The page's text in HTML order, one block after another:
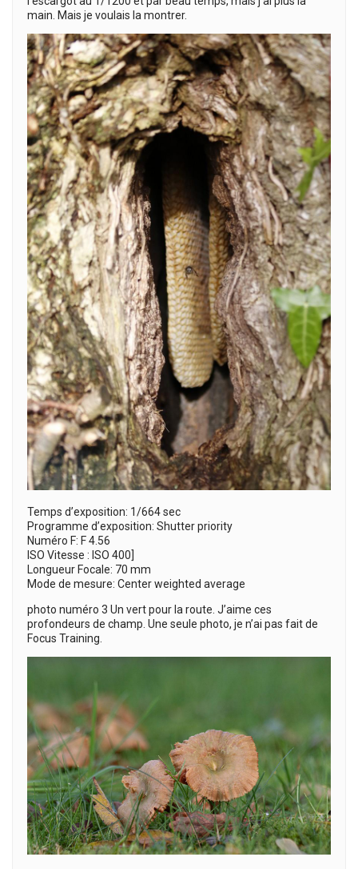
main. Mais je voulais la montrer.
Temps d’exposition: 1/664 sec
Programme d’exposition: Shutter priority
Numéro F: F 4.56
ISO Vitesse : ISO 400]
Longueur Focale: 70 mm
Mode de mesure: Center weighted average
photo numéro 3 Un vert pour la route. J’aime ces
profondeurs de champ. Une seule photo, je n’ai pas fait de
Focus Training.